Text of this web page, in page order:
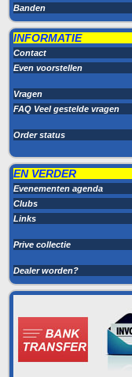
Banden
INFORMATIE
Contact
Even voorstellen
Vragen
FAQ Veel gestelde vragen
Order status
EN VERDER
Evenementen agenda
Clubs
Links
Prive collectie
Dealer worden?